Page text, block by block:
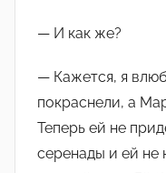
— И как же?
— Кажется, я
покраснели, а
Теперь ей не
серенады и ей не